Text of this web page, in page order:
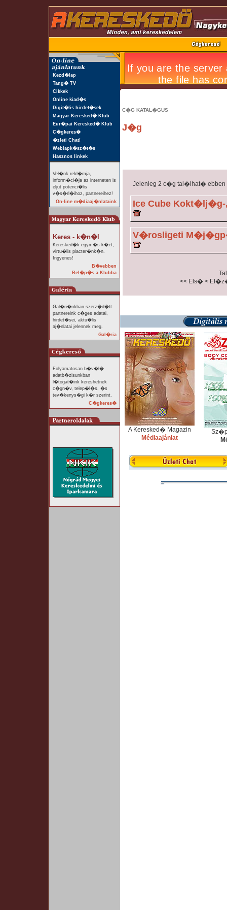
Kezd�lap
Tang� TV
Cikkek
Online kiad�s
Digit�lis hirdet�sek
Magyar Keresked� Klub
Eur�pai Keresked� Klub
C�gkeres�
�zleti Chat!
Weblapk�sz�t�s
Hasznos linkek
Vel�nk rekl�mja,
inform�ci�ja az interneten is
eljut potenci�lis
v�s�rl�ihoz, partnereihez!
On-line m�diaaj�nlataink
Keres - k�n�l
Keresked�k egym�s k�zt,
virtu�lis piacter�nk�n.
Ingyenes!
B�vebben
Bel�p�s a Klubba
Gal�ri�nkban szerz�d�tt
partnereink c�ges adatai,
hirdet�sei, aktu�lis
aj�nlatai jelennek meg.
Gal�ria
Folyamatosan b�v�l�
adatb�zisunkban
l�togat�ink kereshetnek
c�gn�v, telep�l�s, �s
tev�kenys�gi k�r szerint.
C�gkeres�
C�G KATAL�GUS
J�g
Jelenleg 2 c�g tal�lhat�
Ice Cube
V�rosligeti
<< Els� <
A Keresked� Magazin
Médiaajánlat